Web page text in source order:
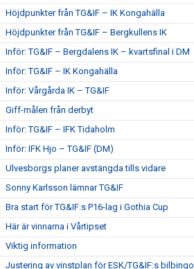
Höjdpunkter från TG&IF – IK Kongahälla
Höjdpunkter från TG&IF – Bergkullens IK
Inför: TG&IF – Bergdalens IK – kvartsfinal i DM
Inför: TG&IF – IK Kongahälla
Inför: Vårgårda IK – TG&IF
Giff-målen från derbyt
Inför: TG&IF – IFK Tidaholm
Inför: IFK Hjo – TG&IF (DM)
Ulvesborgs planer avstängda tills vidare
Sonny Karlsson lämnar TG&IF
Bra start för TG&IF:s P16-lag i Gothia Cup
Här är vinnarna i Vårtipset
Viktig information
Justering av vinstplan för ESK/TG&IF:s bilbingo